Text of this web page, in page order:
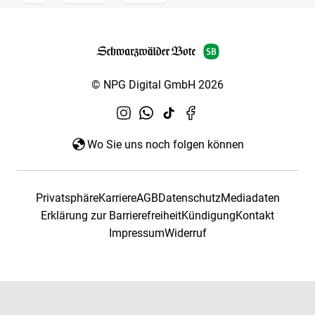
© NPG Digital GmbH 2026
Wo Sie uns noch folgen können
PrivatsphäreKarriereAGBDatenschutzMediadaten
Erklärung zur BarrierefreiheitKündigungKontakt
ImpressumWiderruf